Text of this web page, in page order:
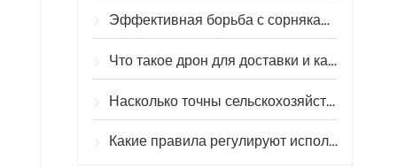
Эффективная борьба с сорняками до всходов пшеницы с помощью сельскохозяйственного дрона A80.
Что такое дрон для доставки и как работает доставка с помощью дронов?
Насколько точны сельскохозяйственные дроны при опрыскивании и мониторинге посевов?
Какие правила регулируют использование сельскохозяйственных дронов в разных странах?